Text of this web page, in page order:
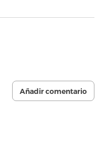
Añadir comentario